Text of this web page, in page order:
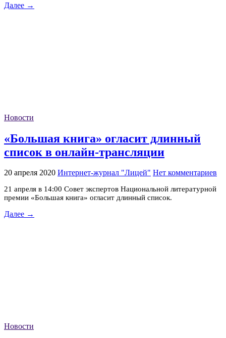
Далее →
Новости
«Большая книга» огласит длинный
список в онлайн-трансляции
20 апреля 2020 Интернет-журнал "Лицей" Нет комментариев
21 апреля в 14:00 Совет экспертов Национальной литературной
премии «Большая книга» огласит длинный список.
Далее →
Новости